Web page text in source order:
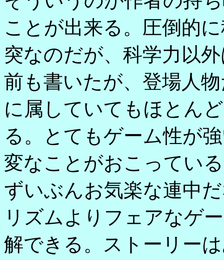
ことが出来る。圧倒的
突なのだが、科学力以
前も書いたが、登場人
に属していてもほとん
る。とてもゲーム性が
変なことがおこってい
ずいぶんお気楽な連中
リズムよりフェアなゲ
解できる。ストーリー